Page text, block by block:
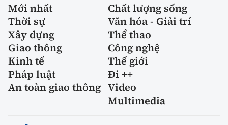
Mới nhất
Chất lượng sống
Thời sự
Văn hóa - Giải trí
Xây dựng
Thể thao
Giao thông
Công nghệ
Kinh tế
Thế giới
Pháp luật
Đi ++
An toàn giao thông Video
Multimedia